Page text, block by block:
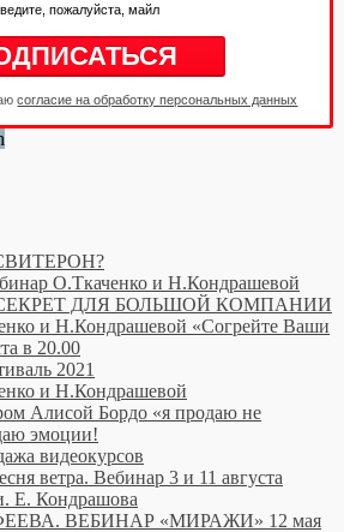
пожалуйста, майл
согласие на обработку персональных данных
О.Ткаченко и Н.Кондрашевой
ДЛЯ БОЛЬШОЙ КОМПАНИИ
и Н.Кондрашевой «Согрейте Ваши
в 20.00
2021
и Н.Кондрашевой
Алисой Бордо «я продаю не
эмоции!
видеокурсов
ветра. Вебинар 3 и 11 августа
Е. Кондрашова
ВЕБИНАР «МИРАЖИ» 12 мая